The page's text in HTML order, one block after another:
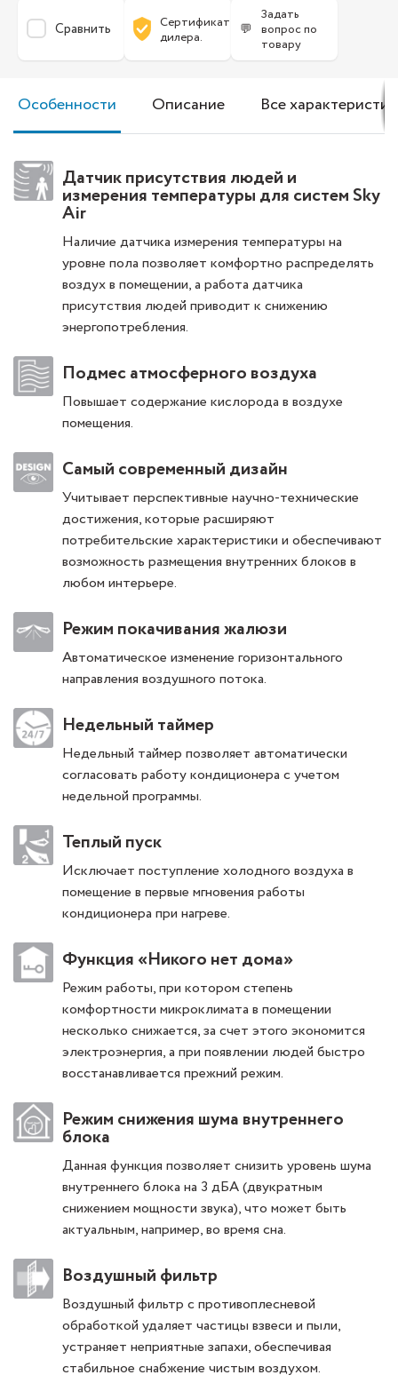
Сравнить
Сертификат
дилера.
💬
Задать
вопрос по
товару
Особенности Описание Все
Датчик присутствия людей и
измерения температуры для систем Sky
Air
Наличие датчика измерения температуры на
уровне пола позволяет комфортно распределять
воздух в помещении, а работа датчика
присутствия людей приводит к снижению
энергопотребления.
Подмес атмосферного воздуха
Повышает содержание кислорода в воздухе
помещения.
Самый современный дизайн
Учитывает перспективные научно-технические
достижения, которые расширяют
потребительские характеристики и обеспечивают
возможность размещения внутренних блоков в
любом интерьере.
Режим покачивания жалюзи
Автоматическое изменение горизонтального
направления воздушного потока.
Недельный таймер
Недельный таймер позволяет автоматически
согласовать работу кондиционера с учетом
недельной программы.
Теплый пуск
Исключает поступление холодного воздуха в
помещение в первые мгновения работы
кондиционера при нагреве.
Функция «Никого нет дома»
Режим работы, при котором степень
комфортности микроклимата в помещении
несколько снижается, за счет этого экономится
электроэнергия, а при появлении людей быстро
восстанавливается прежний режим.
Режим снижения шума внутреннего
блока
Данная функция позволяет снизить уровень шума
внутреннего блока на 3 дБА (двукратным
снижением мощности звука), что может быть
актуальным, например, во время сна.
Воздушный фильтр
Воздушный фильтр с противоплесневой
обработкой удаляет частицы взвеси и пыли,
устраняет неприятные запахи, обеспечивая
стабильное снабжение чистым воздухом.